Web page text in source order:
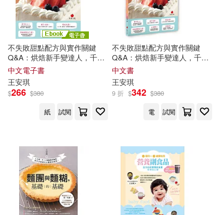
不失敗甜點配方與實作關鍵
Q&A：烘焙新手變達人，千錘
百煉的必成功配方、20年實作
Q&A精華 (電子書)
中文電子書
王安琪
$266 $380
紙
試閱
不失敗甜點配方與實作關鍵
Q&A：烘焙新手變達人，千錘
百煉的必成功配方、20年實作
Q&A精華
中文書
王安琪
9 折 $342 $380
電
試閱